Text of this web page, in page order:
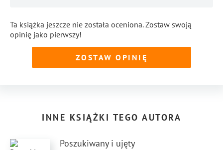
Ta książka jeszcze nie została oceniona. Zostaw swoją
opinię jako pierwszy!
ZOSTAW OPINIĘ
INNE KSIĄŻKI TEGO AUTORA
Poszukiwany i ujęty